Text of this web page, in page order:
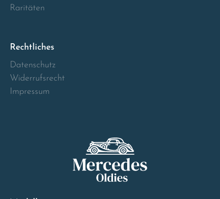
Raritäten
Rechtliches
Datenschutz
Widerrufsrecht
Impressum
Netherlands